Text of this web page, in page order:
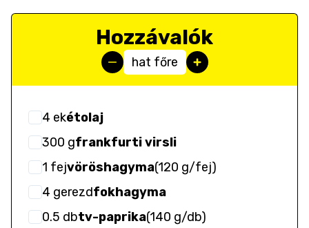
Hozzávalók
hat főre
4 ekétolaj
300 gfrankfurti virsli
1 fejvöröshagyma(120 g/fej)
4 gerezdfokhagyma
0.5 dbtv-paprika(140 g/db)